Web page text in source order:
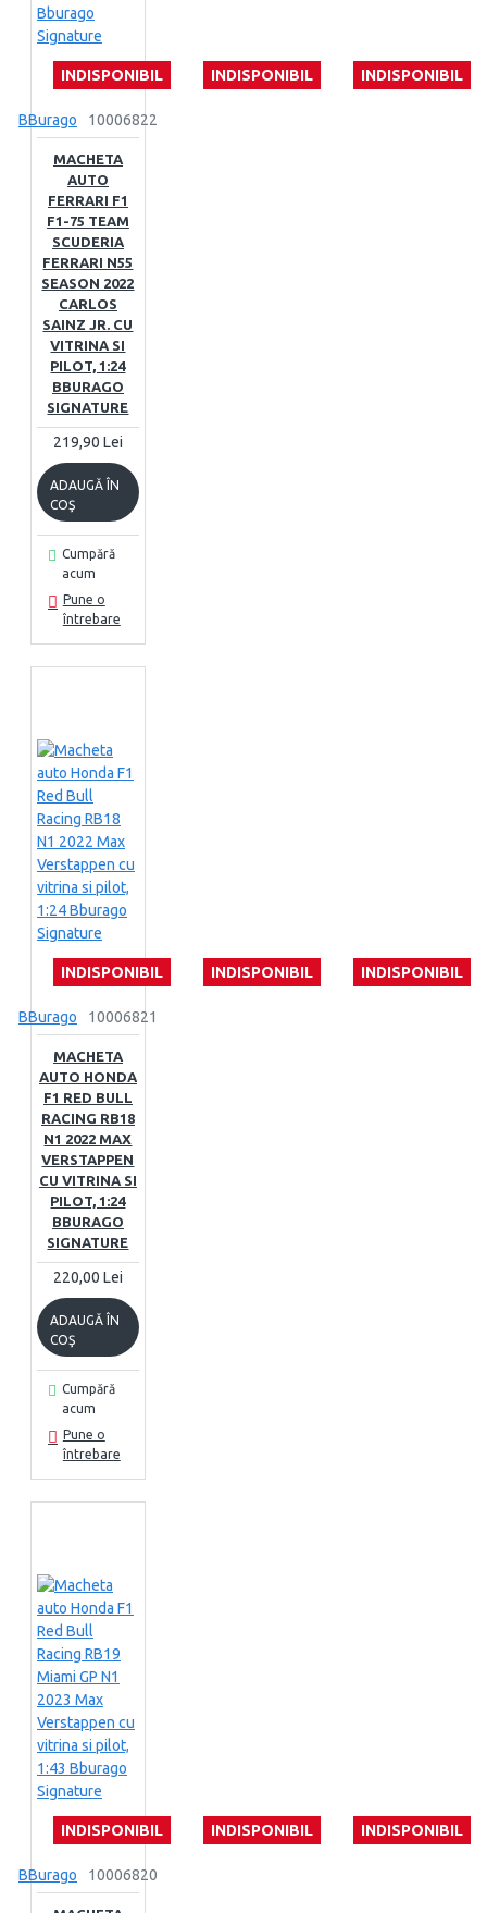
INDISPONIBIL INDISPONIBIL INDISPONIBIL
BBurago 10006822
MACHETA
AUTO
FERRARI F1
F1-75 TEAM
SCUDERIA
FERRARI N55
SEASON 2022
CARLOS
SAINZ JR. CU
VITRINA SI
PILOT, 1:24
BBURAGO
SIGNATURE
219,90 Lei
ADAUGĂ ÎN
COŞ
Cumpără
acum
Pune o
întrebare
INDISPONIBIL INDISPONIBIL INDISPONIBIL
BBurago 10006821
MACHETA
AUTO HONDA
F1 RED BULL
RACING RB18
N1 2022 MAX
VERSTAPPEN
CU VITRINA SI
PILOT, 1:24
BBURAGO
SIGNATURE
220,00 Lei
ADAUGĂ ÎN
COŞ
Cumpără
acum
Pune o
întrebare
INDISPONIBIL INDISPONIBIL INDISPONIBIL
BBurago 10006820